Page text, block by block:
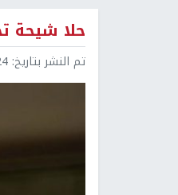
حلا شيحة
تم النشر بتاريخ: